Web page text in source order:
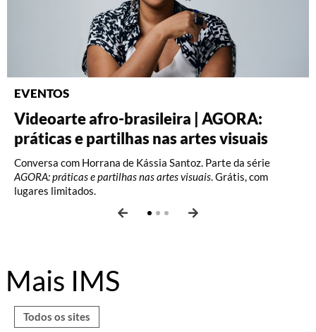
EVENTOS
Videoarte afro-brasileira | AGORA:
práticas e partilhas nas artes visuais
Conversa com Horrana de Kássia Santoz. Parte da série
AGORA: práticas e partilhas nas artes visuais. Grátis, com
lugares limitados.
Fotografia: Interpretações – Turma A
(2026)
Oficina com Celina Yamauchi. Vagas limitadas.
Fotografia: Princípios (2026)
Oficina com Celina Yamauchi. Vagas limitadas.
Mais IMS
Todos os sites